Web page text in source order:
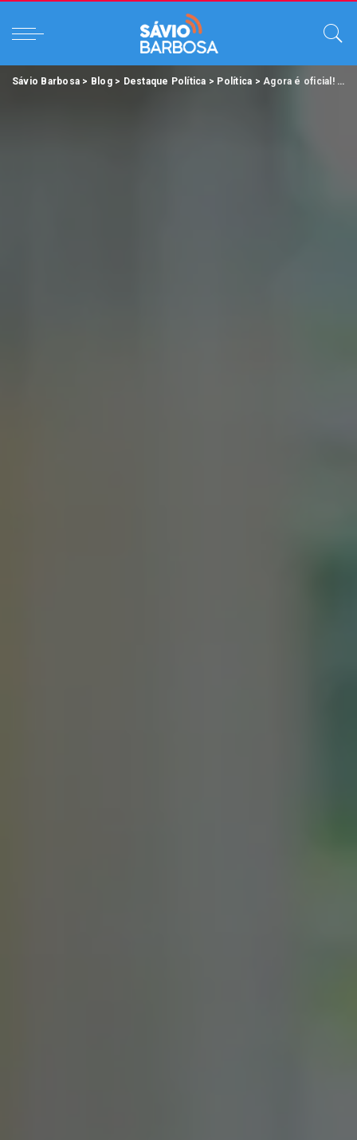
Sávio Barbosa > Blog> Destaque Política > Política >Agora é oficial! Lula confirma apoio de Helder Barbalho à sua candidatura.